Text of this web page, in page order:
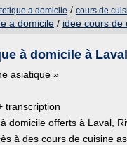
a domicile / cours de
a domicile / idee cours de
à domicile à
asiatique »
transcription
domicile offerts à Laval,
à des cours de cuisine